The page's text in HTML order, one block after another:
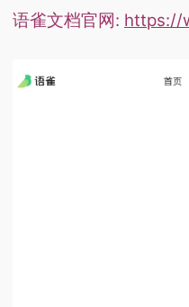
语雀文档官网: https://